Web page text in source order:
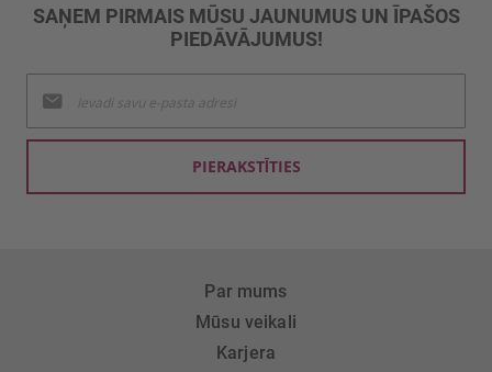
SAŅEM PIRMAIS MŪSU JAUNUMUS UN ĪPAŠOS
PIEDĀVĀJUMUS!
jaunumu
saņemšanai:
PIERAKSTĪTIES
Par mums
Mūsu veikali
Karjera